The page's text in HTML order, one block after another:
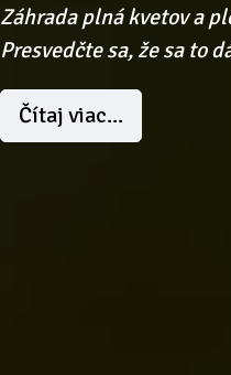
Záhrada plná kvetov a
Presvedčte sa, že sa to
Čítaj viac...